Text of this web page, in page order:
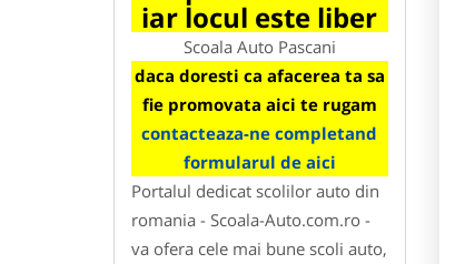
iar locul este liber
Scoala Auto Pascani
daca doresti ca afacerea ta sa
fie promovata aici te rugam
contacteaza-ne completand
formularul de aici
Portalul dedicat scolilor auto din
romania - Scoala-Auto.com.ro -
va ofera cele mai bune scoli auto,